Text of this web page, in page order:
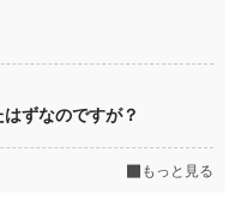
ずなのですが？
もっと見る